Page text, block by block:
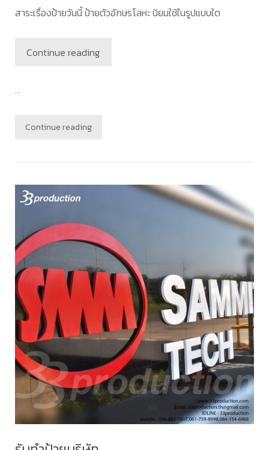
สาระเรื่องป้ายวันนี้ ป้ายตัวอักษรโลหะ นิยมใช้ในรูปแบบใด
Continue reading
...
Continue reading